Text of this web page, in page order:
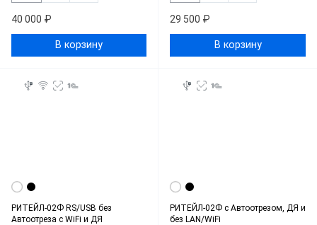
40 000 ₽
В корзину
29 500 ₽
В корзину
РИТЕЙЛ-02Ф RS/USB без
Автоотреза с WiFi и ДЯ
РИТЕЙЛ-02Ф c Автоотрезом, ДЯ и
без LAN/WiFi